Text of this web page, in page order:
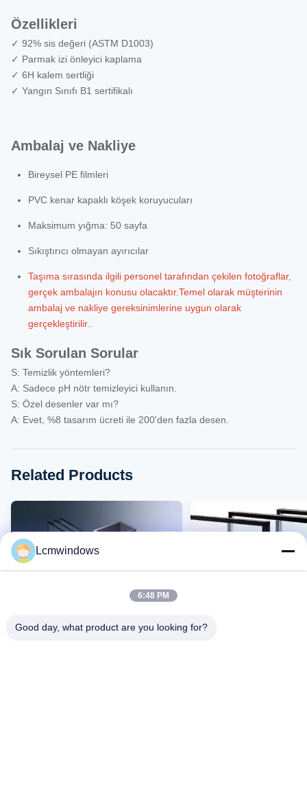
Özellikleri
✓ 92% sis değeri (ASTM D1003)
✓ Parmak izi önleyici kaplama
✓ 6H kalem sertliği
✓ Yangın Sınıfı B1 sertifikalı
Ambalaj ve Nakliye
Bireysel PE filmleri
PVC kenar kapaklı köşek koruyucuları
Maksimum yığma: 50 sayfa
Sıkıştırıcı olmayan ayırıcılar
Taşıma sırasında ilgili personel tarafından çekilen fotoğraflar,
gerçek ambalajın konusu olacaktır.Temel olarak müşterinin
ambalaj ve nakliye gereksinimlerine uygun olarak
gerçekleştirilir..
Sık Sorulan Sorular
S: Temizlik yöntemleri?
A: Sadece pH nötr temizleyici kullanın.
S: Özel desenler var mı?
A: Evet, %8 tasarım ücreti ile 200'den fazla desen.
Related Products
Lcmwindows
6:48 PM
Good day, what product are you looking for?